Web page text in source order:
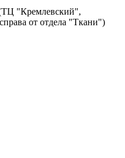
"Кремлевский",
от отдела "Ткани")